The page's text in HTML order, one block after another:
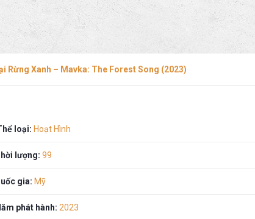
Rừng Xanh – Mavka: The Forest Song (2023)
loại: Hoạt Hình
lượng: 99
gia: Mỹ
phát hành: 2023